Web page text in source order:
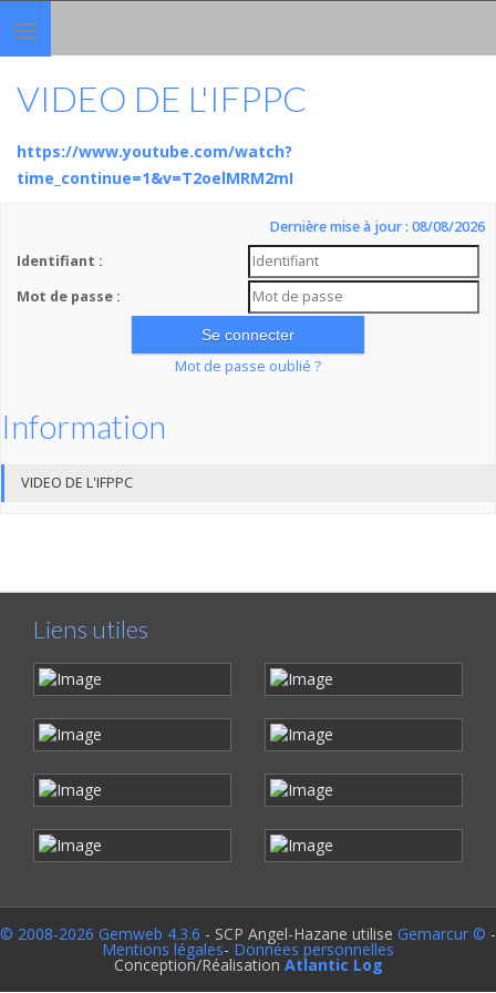
Toggle
navigation
VIDEO DE L'IFPPC
https://www.youtube.com/watch?
time_continue=1&v=T2oelMRM2mI
Dernière mise à jour : 08/08/2026
Identifiant :
Mot de passe :
Mot de passe oublié ?
Information
VIDEO DE L'IFPPC
Liens utiles
© 2008-2026 Gemweb 4.3.6 - SCP Angel-Hazane utilise Gemarcur © -
Mentions légales- Données personnelles
Conception/Réalisation Atlantic Log